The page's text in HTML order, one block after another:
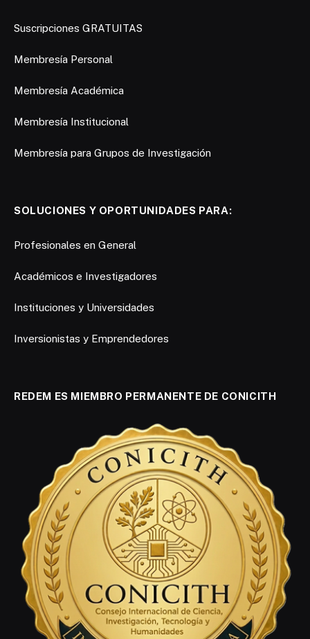
Suscripciones GRATUITAS
Membresía Personal
Membresía Académica
Membresía Institucional
Membresía para Grupos de Investigación
SOLUCIONES Y OPORTUNIDADES PARA:
Profesionales en General
Académicos e Investigadores
Instituciones y Universidades
Inversionistas y Emprendedores
REDEM ES MIEMBRO PERMANENTE DE CONICITH